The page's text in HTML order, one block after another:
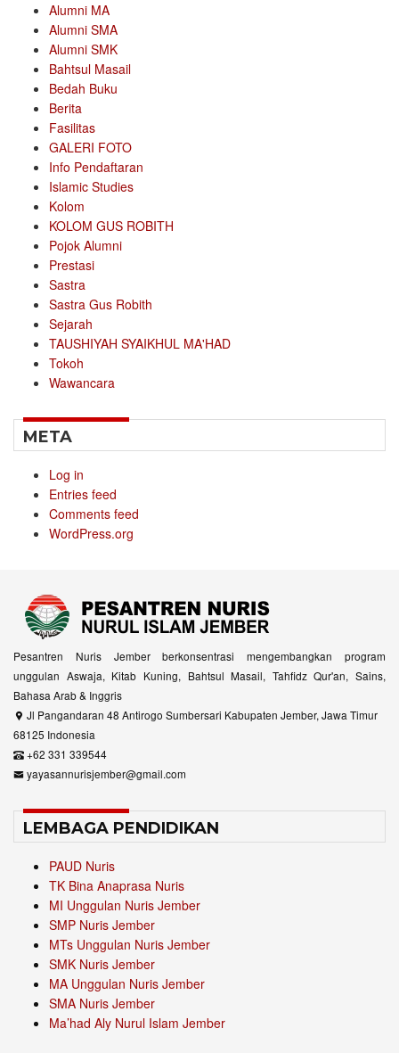
Alumni MA
Alumni SMA
Alumni SMK
Bahtsul Masail
Bedah Buku
Berita
Fasilitas
GALERI FOTO
Info Pendaftaran
Islamic Studies
Kolom
KOLOM GUS ROBITH
Pojok Alumni
Prestasi
Sastra
Sastra Gus Robith
Sejarah
TAUSHIYAH SYAIKHUL MA'HAD
Tokoh
Wawancara
META
Log in
Entries feed
Comments feed
WordPress.org
Pesantren Nuris Jember berkonsentrasi mengembangkan program
unggulan Aswaja, Kitab Kuning, Bahtsul Masail, Tahfidz Qur'an, Sains,
Bahasa Arab & Inggris
Jl Pangandaran 48 Antirogo Sumbersari Kabupaten Jember, Jawa Timur
68125 Indonesia
+62 331 339544
yayasannurisjember@gmail.com
LEMBAGA PENDIDIKAN
PAUD Nuris
TK Bina Anaprasa Nuris
MI Unggulan Nuris Jember
SMP Nuris Jember
MTs Unggulan Nuris Jember
SMK Nuris Jember
MA Unggulan Nuris Jember
SMA Nuris Jember
Ma’had Aly Nurul Islam Jember